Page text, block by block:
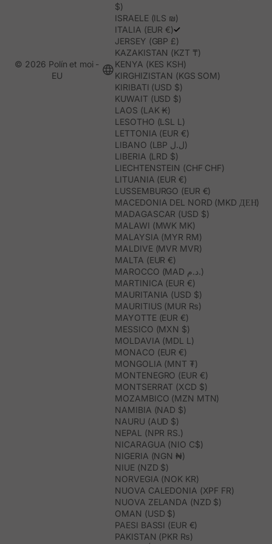
$)
ISRAELE (ILS ₪)
ITALIA (EUR €)
JERSEY (GBP £)
KAZAKISTAN (KZT ₸)
KENYA (KES KSH)
KIRGHIZISTAN (KGS SOM)
KIRIBATI (USD $)
KUWAIT (USD $)
LAOS (LAK ₭)
LESOTHO (LSL L)
LETTONIA (EUR €)
LIBANO (LBP ل.ل)
LIBERIA (LRD $)
LIECHTENSTEIN (CHF CHF)
LITUANIA (EUR €)
LUSSEMBURGO (EUR €)
MACEDONIA DEL NORD (MKD ДЕН)
MADAGASCAR (USD $)
MALAWI (MWK MK)
MALAYSIA (MYR RM)
MALDIVE (MVR MVR)
MALTA (EUR €)
MAROCCO (MAD د.م.)
MARTINICA (EUR €)
MAURITANIA (USD $)
MAURITIUS (MUR ₨)
MAYOTTE (EUR €)
MESSICO (MXN $)
MOLDAVIA (MDL L)
MONACO (EUR €)
MONGOLIA (MNT ₮)
MONTENEGRO (EUR €)
MONTSERRAT (XCD $)
MOZAMBICO (MZN MTN)
NAMIBIA (NAD $)
NAURU (AUD $)
NEPAL (NPR RS.)
NICARAGUA (NIO C$)
NIGERIA (NGN ₦)
NIUE (NZD $)
NORVEGIA (NOK KR)
NUOVA CALEDONIA (XPF FR)
NUOVA ZELANDA (NZD $)
OMAN (USD $)
PAESI BASSI (EUR €)
PAKISTAN (PKR ₨)
© 2026 Polín et moi -
EU